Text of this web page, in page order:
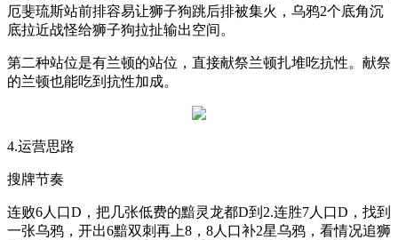
厄斐琉斯站前排容易让狮子狗跳后排被集火，乌鸦2个底角沉
底拉近战怪给狮子狗拉扯输出空间。
第二种站位是有兰顿的站位，直接献祭兰顿扎堆吃抗性。献祭
的兰顿也能吃到抗性加成。
4.运营思路
搜牌节奏
连败6人口D ，把几张低费的黯灵龙都D到 2.连胜7人口D ，找到
一张乌鸦，开出6黯双刺再上8 ， 8人口补2星乌鸦，看情况追狮